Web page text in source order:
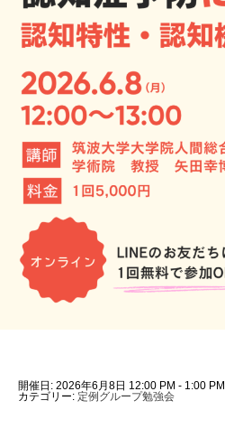
開催日: 2026年6月8日 12:00 PM - 1:00 PM
カテゴリー: 定例グループ勉強会